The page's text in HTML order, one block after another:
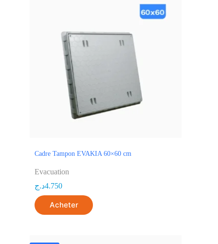
Cadre Tampon EVAKIA 60×60 cm
Evacuation
4.750د.ج
Acheter